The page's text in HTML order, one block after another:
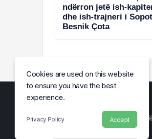
ndërron jetë ish-
dhe ish-trajneri i
Besnik Çota
Cookies are used on this website
to ensure you have the best
experience.
Privacy Policy Accept
© Arena e Lajmit 2026, Të gjitha